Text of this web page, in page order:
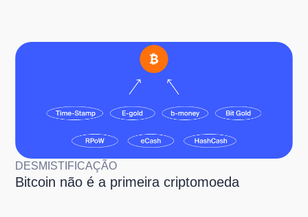
DESMISTIFICAÇÃO
Bitcoin não é a primeira criptomoeda